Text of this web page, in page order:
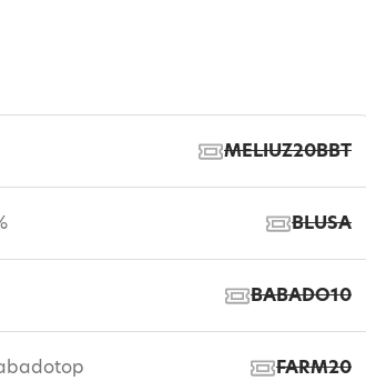
MELIUZ20BBT
BLUSA
BABADO10
FARM20